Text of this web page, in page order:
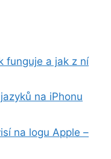
funguje a jak z ní
na iPhonu
na logu Apple –